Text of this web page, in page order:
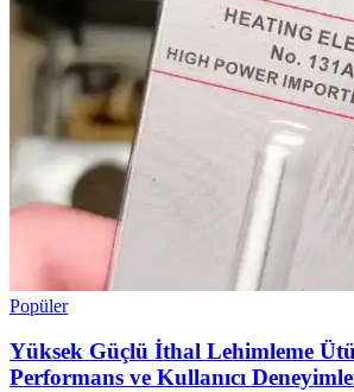
Popüler
Yüksek Güçlü İthal Lehimleme
Performans ve Kullanıcı